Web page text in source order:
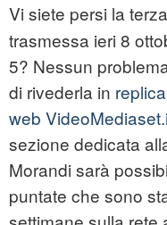
Vi siete persi la
trasmessa ieri 8
5? Nessun
di rivederla in
web
sezione dedicata
Morandi sarà
puntate che sono